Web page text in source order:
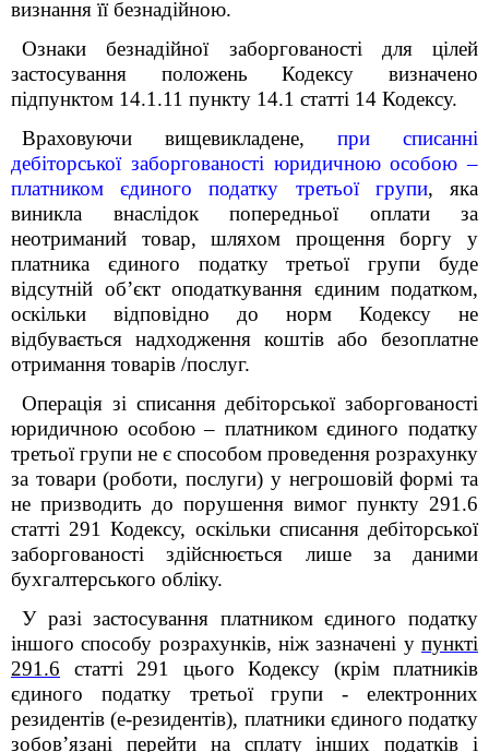
визнання її безнадійною.
Ознаки безнадійної заборгованості для цілей
застосування положень Кодексу визначено
підпунктом 14.1.11 пункту 14.1 статті 14 Кодексу.
Враховуючи вищевикладене, при списанні
дебіторської заборгованості юридичною особою –
платником єдиного податку третьої групи, яка
виникла внаслідок попередньої оплати за
неотриманий товар, шляхом прощення боргу у
платника єдиного податку третьої групи буде
відсутній об’єкт оподаткування єдиним податком,
оскільки відповідно до норм Кодексу не
відбувається надходження коштів або безоплатне
отримання товарів /послуг.
Операція зі списання дебіторської заборгованості
юридичною особою – платником єдиного податку
третьої групи не є способом проведення розрахунку
за товари (роботи, послуги) у негрошовій формі та
не призводить до порушення вимог пункту 291.6
статті 291 Кодексу, оскільки списання дебіторської
заборгованості здійснюється лише за даними
бухгалтерського обліку.
У разі застосування платником єдиного податку
іншого способу розрахунків, ніж зазначені у пункті
291.6 статті 291 цього Кодексу (крім платників
єдиного податку третьої групи - електронних
резидентів (е-резидентів), платники єдиного податку
зобов’язані перейти на сплату інших податків і